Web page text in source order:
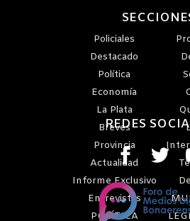
Policiales
Destacado
Política
Economía
La Plata
Breves
Provincia
Actualidad
Informe Exclusivo
Entrevistas
POLÍTICA
REDES